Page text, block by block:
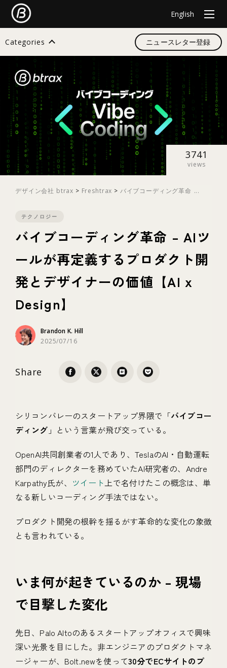
English
Categories
検索
すべて
デザイン
イノベーション
スタートアップ
テクノロジー
ブランディング
ニュースレター登録
3741
views
デザイン会社 btrax > Freshtrax > バイブコーディング革命 ...
テクノロジー
バイブコーディング革命 – AIツ
ールが再定義するプロダクト開
発とデザイナーの価値【AI x
Design】
Brandon K. Hill
2025/07/16
Share
シリコンバレーのスタートアップ界隈で「バイブコー
ディング 」という言葉が飛び交っている。
OpenAI共同創業者の1人であり、TeslaのAI・自動運転
部門のディレクターを務めていたAI研究者の、Andre
Karpathy氏が、 ツイート上で名付けたこの概念は、単
なる新しいコーディング手法ではない。
プロダクト開発の根幹を揺るがす革命的な変化の象徴
とも言われている。
いま何が起きているのか – 現場
で目撃した変化
先日、Palo Altoのあるスタートアップオフィスで興味
深い光景を目にした。非エンジニアのプロダクトマネ
ージャーが、Bolt.newを使って30分でECサイトのプ